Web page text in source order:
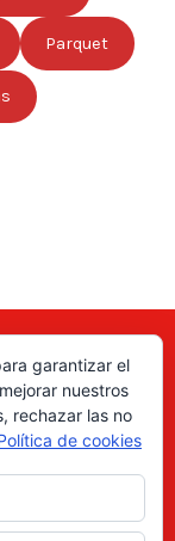
Parquet
autónomos,
país. ¡Valore sus
a tomar la decisión
directorio y
locales.
garantizar el
nuestros
rechazar las no
de cookies